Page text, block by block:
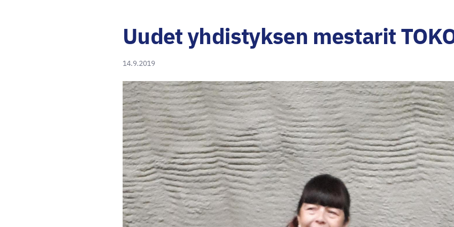
Uudet yhdistyksen mestarit
14.9.2019